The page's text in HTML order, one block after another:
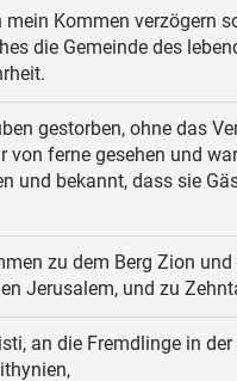
Kommen verzögern
die Gemeinde des
gestorben, ohne das
von ferne gesehen und
und bekannt, dass sie
zu dem Berg Zion
Jerusalem, und zu
an die Fremdlinge in